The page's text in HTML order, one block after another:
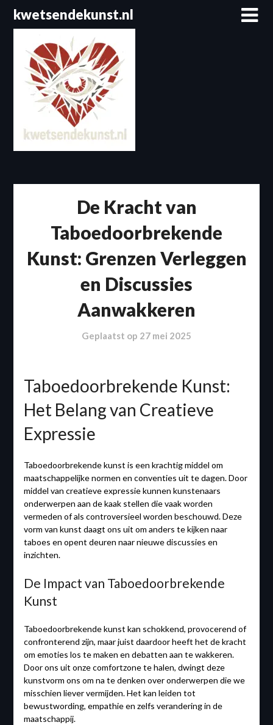
Spring
naar
inhoud
kwetsendekunst.nl
De Kracht van
Taboedoorbrekende
Kunst: Grenzen Verleggen
en Discussies
Aanwakkeren
Geplaatst op 27 mei 2025
Taboedoorbrekende Kunst:
Het Belang van Creatieve
Expressie
Taboedoorbrekende kunst is een krachtig middel om
maatschappelijke normen en conventies uit te dagen. Door
middel van creatieve expressie kunnen kunstenaars
onderwerpen aan de kaak stellen die vaak worden
vermeden of als controversieel worden beschouwd. Deze
vorm van kunst daagt ons uit om anders te kijken naar
taboes en opent deuren naar nieuwe discussies en
inzichten.
De Impact van Taboedoorbrekende
Kunst
Taboedoorbrekende kunst kan schokkend, provocerend of
confronterend zijn, maar juist daardoor heeft het de kracht
om emoties los te maken en debatten aan te wakkeren.
Door ons uit onze comfortzone te halen, dwingt deze
kunstvorm ons om na te denken over onderwerpen die we
misschien liever vermijden. Het kan leiden tot
bewustwording, empathie en zelfs verandering in de
maatschappij.